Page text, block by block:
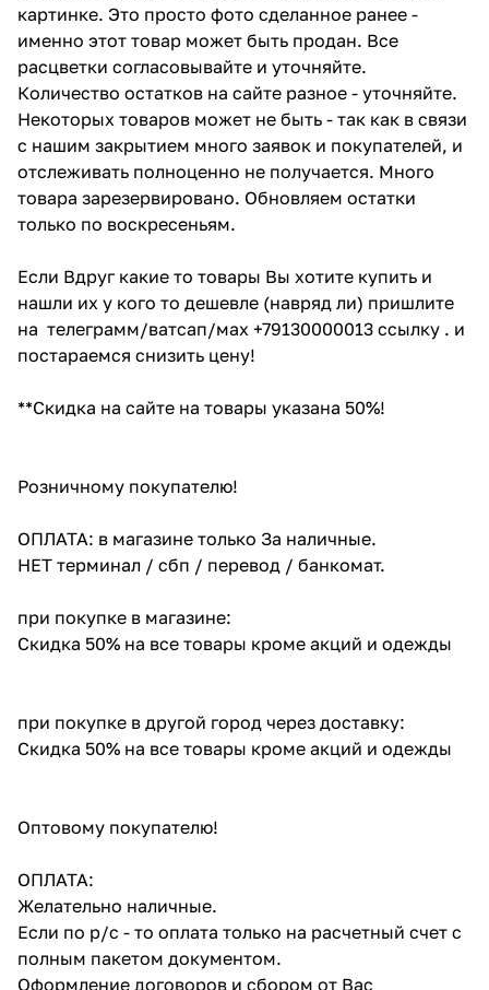
картинке. Это просто фото сделанное ранее -
именно этот товар может быть продан. Все
расцветки согласовывайте и уточняйте.
Количество остатков на сайте разное - уточняйте.
Некоторых товаров может не быть - так как в связи
с нашим закрытием много заявок и покупателей, и
отслеживать полноценно не получается. Много
товара зарезервировано. Обновляем остатки
только по воскресеньям.
Если Вдруг какие то товары Вы хотите купить и
нашли их у кого то дешевле (навряд ли) пришлите
на телеграмм/ватсап/мах +79130000013 ссылку . и
постараемся снизить цену!
**Скидка на сайте на товары указана 50%!
Розничному покупателю!
ОПЛАТА: в магазине только За наличные.
НЕТ терминал / сбп / перевод / банкомат.
при покупке в магазине:
Скидка 50% на все товары кроме акций и одежды
при покупке в другой город через доставку:
Скидка 50% на все товары кроме акций и одежды
Оптовому покупателю!
ОПЛАТА:
Желательно наличные.
Если по р/с - то оплата только на расчетный счет с
полным пакетом документом.
Оформление договоров и сбором от Вас